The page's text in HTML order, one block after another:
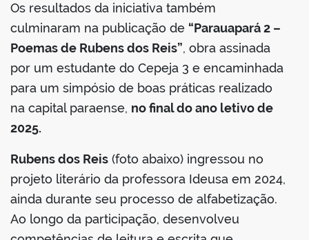
Os resultados da iniciativa também
culminaram na publicação de “Parauapará 2 –
Poemas de Rubens dos Reis”, obra assinada
por um estudante do Cepeja 3 e encaminhada
para um simpósio de boas práticas realizado
na capital paraense, no final do ano letivo de
2025.
Rubens dos Reis (foto abaixo) ingressou no
projeto literário da professora Ideusa em 2024,
ainda durante seu processo de alfabetização.
Ao longo da participação, desenvolveu